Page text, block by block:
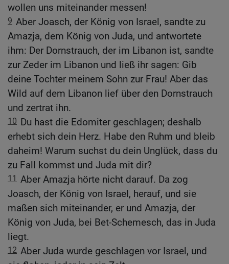
wollen uns miteinander messen!
9 Aber Joasch, der König von Israel, sandte zu
Amazja, dem König von Juda, und antwortete
ihm: Der Dornstrauch, der im Libanon ist, sandte
zur Zeder im Libanon und ließ ihr sagen: Gib
deine Tochter meinem Sohn zur Frau! Aber das
Wild auf dem Libanon lief über den Dornstrauch
und zertrat ihn.
10 Du hast die Edomiter geschlagen; deshalb
erhebt sich dein Herz. Habe den Ruhm und bleib
daheim! Warum suchst du dein Unglück, dass du
zu Fall kommst und Juda mit dir?
11 Aber Amazja hörte nicht darauf. Da zog
Joasch, der König von Israel, herauf, und sie
maßen sich miteinander, er und Amazja, der
König von Juda, bei Bet-Schemesch, das in Juda
liegt.
12 Aber Juda wurde geschlagen vor Israel, und